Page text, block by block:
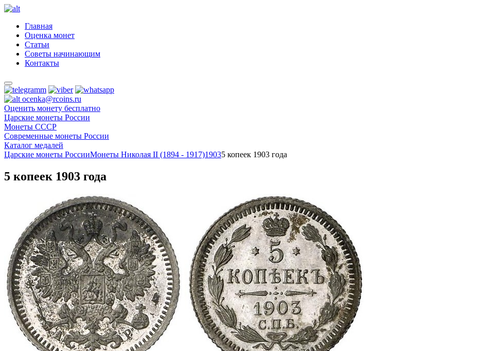
Главная
Оценка монет
Статьи
Советы начинающим
Контакты
ocenka@rcoins.ru
Оценить монету бесплатно
Царские монеты России
Монеты СССР
Современные монеты России
Каталог медалей
Царские монеты РоссииМонеты Николая II (1894 - 1917)19035 копеек 1903 года
5 копеек 1903 года